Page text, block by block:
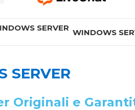
WINDOWS
SERVER
Originali e